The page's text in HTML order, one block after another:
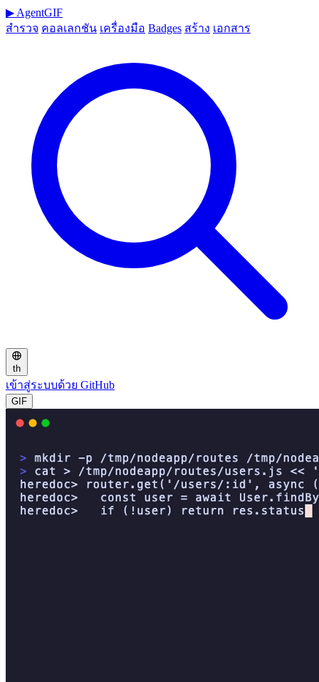
▶ AgentGIF
สำรวจ คอลเลกชัน เครื่องมือ Badges สร้าง เอกสาร
th
เข้าสู่ระบบด้วย GitHub
GIF